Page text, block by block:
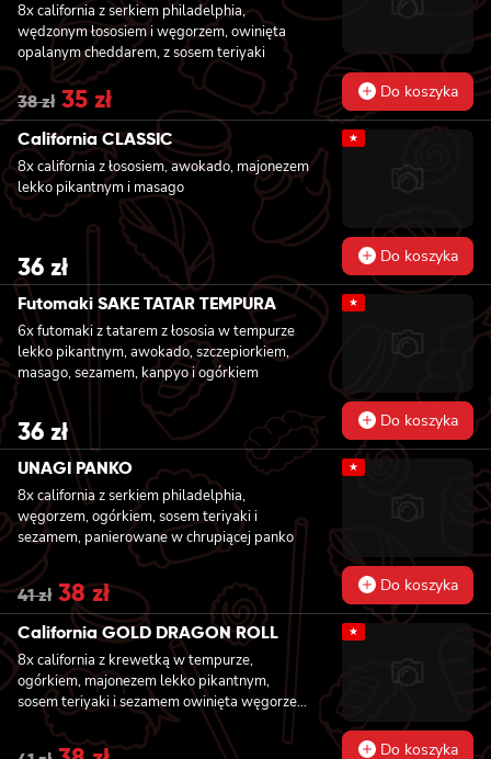
8x california z serkiem philadelphia,
wędzonym łososiem i węgorzem, owinięta
opalanym cheddarem, z sosem teriyaki
38zł Original
price
was:
38 zł.
35 zł Current
price
is:
35 zł.
Do koszyka
California CLASSIC
8x california z łososiem, awokado, majonezem
lekko pikantnym i masago
★
36 zł Do koszyka
Futomaki SAKE TATAR TEMPURA
6x futomaki z tatarem z łososia w tempurze
lekko pikantnym, awokado, szczepiorkiem,
masago, sezamem, kanpyo i ogórkiem
★
36 zł Do koszyka
UNAGI PANKO
8x california z serkiem philadelphia,
węgorzem, ogórkiem, sosem teriyaki i
sezamem, panierowane w chrupiącej panko
★
41zł Original
price
was:
41 zł.
38złCurrent
price
is:
38 zł.
Do koszyka
California GOLD DRAGON ROLL
8x california z krewetką w tempurze,
ogórkiem, majonezem lekko pikantnym,
sosem teriyaki i sezamem owinięta węgorzem
i awokado
★
Do koszyka